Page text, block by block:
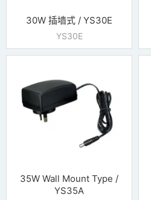
30W 插墙式 / YS30E
YS30E
35W Wall Mount Type /
YS35A